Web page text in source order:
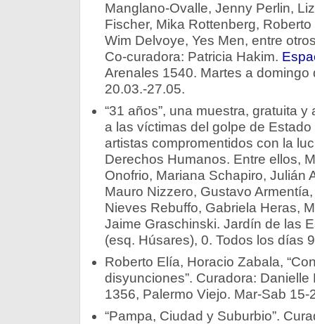
Manglano-Ovalle, Jenny Perlin,
Fischer, Mika Rottenberg,
Wim Delvoye, Yes Men, entre
Co-curadora: Patricia Hakim.
Arenales 1540. Martes a domingo
20.03.-27.05.
“31 años”, una muestra, gratuita
a las víctimas del golpe de
artistas compromentidos con la
Derechos Humanos. Entre ellos,
Onofrio, Mariana Schapiro, Julián
Mauro Nizzero, Gustavo
Nieves Rebuffo, Gabriela Heras,
Jaime Graschinski. Jardín de las
(esq. Húsares), 0. Todos los días
Roberto Elía, Horacio Zabala,
disyunciones”. Curadora: Danielle
1356, Palermo Viejo. Mar-Sab
“Pampa, Ciudad y Suburbio”.